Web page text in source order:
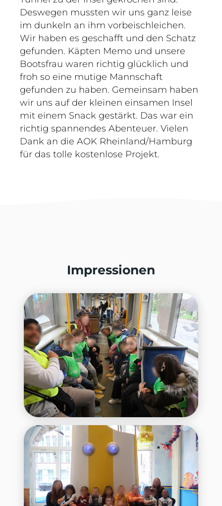
Deswegen mussten wir uns ganz leise
im dunkeln an ihm vorbeischleichen.
Wir haben es geschafft und den Schatz
gefunden. Käpten Memo und unsere
Bootsfrau waren richtig glücklich und
froh so eine mutige Mannschaft
gefunden zu haben. Gemeinsam haben
wir uns auf der kleinen einsamen Insel
mit einem Snack gestärkt. Das war ein
richtig spannendes Abenteuer. Vielen
Dank an die AOK Rheinland/Hamburg
für das tolle kostenlose Projekt.
Impressionen